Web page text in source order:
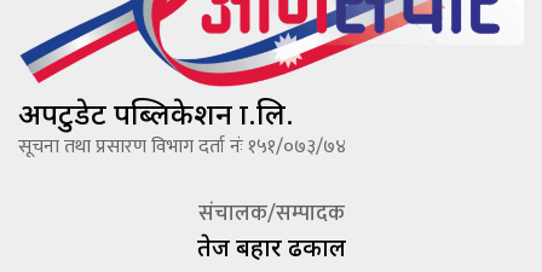
अपटुडेट पब्लिकेशन प्रा.लि.
सूचना तथा प्रसारण विभाग दर्ता नंः १५१/०७३/७४
संचालक/सम्पादक
तेज बहादूर ढकाल